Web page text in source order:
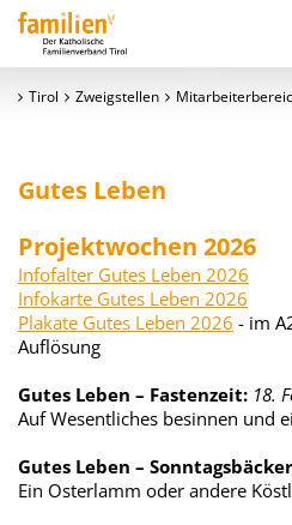
Tirol Zweigstellen
Gutes Leben
Projektwochen 2026
Infofalter Gutes Leben 2026
Infokarte Gutes Leben 2026
Plakate Gutes Leben 2026 - im
Auflösung
Gutes Leben – Fastenzeit: 18.
Auf Wesentliches besinnen und
Gutes Leben –
Ein Osterlamm oder andere